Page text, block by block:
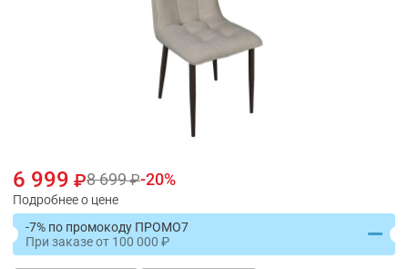
6 999 8 699 20
Подробнее о цене
-7% по промокоду ПРОМО7
При заказеот 100 000